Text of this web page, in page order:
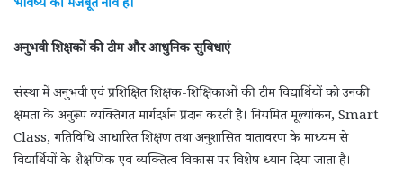
भविष्य की मजबूत नींव है।
अनुभवी शिक्षकों की टीम और आधुनिक सुविधाएं
संस्था में अनुभवी एवं प्रशिक्षित शिक्षक-शिक्षिकाओं की टीम विद्यार्थियों को उनकी
क्षमता के अनुरूप व्यक्तिगत मार्गदर्शन प्रदान करती है। नियमित मूल्यांकन, Smart
Class, गतिविधि आधारित शिक्षण तथा अनुशासित वातावरण के माध्यम से
विद्यार्थियों के शैक्षणिक एवं व्यक्तित्व विकास पर विशेष ध्यान दिया जाता है।